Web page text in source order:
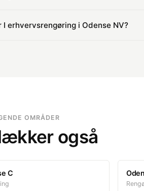
erhvervsrengøring i Odense NV?
OMRÅDER
også
C